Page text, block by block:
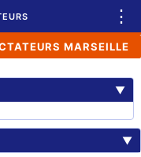
⋮
MARSEILLE
▼
▼